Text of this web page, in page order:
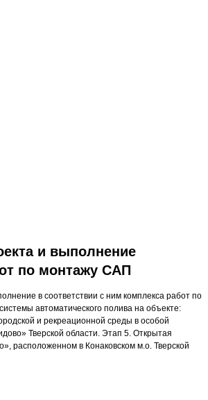
и выполнение
по монтажу САП
в соответствии с ним комплекса работ по
автоматического полива на объекте:
и рекреационной среды в особой
Тверской области. Этап 5. Открытая
расположенном в Конаковском м.о. Тверской